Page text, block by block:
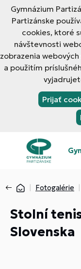
Gymnázium
Partizánske
cookies, ktoré
návštevnosti
zobrazenia
a použitím
Prijať
Fotogalérie
Stolní
Slovenska